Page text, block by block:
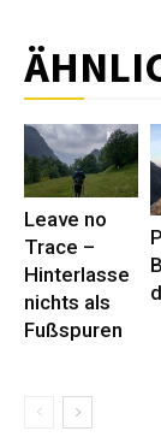
Leave no
Trace –
Hinterlasse
nichts als
Fußspuren